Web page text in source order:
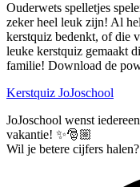
Ouderwets spelletjes
zeker heel leuk zijn! Al
kerstquiz bedenkt, of die
leuke kerstquiz gemaakt
familie! Download de
Kerstquiz JoJoschool
JoJoschool wenst
vakantie! ✨🎅🏼
Wil je betere cijfers halen?